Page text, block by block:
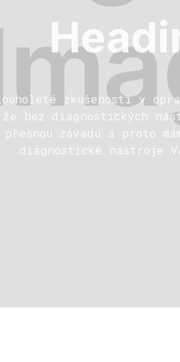
zkušenosti v
bez diagnostických
závadu a proto
diagnostické nástroje